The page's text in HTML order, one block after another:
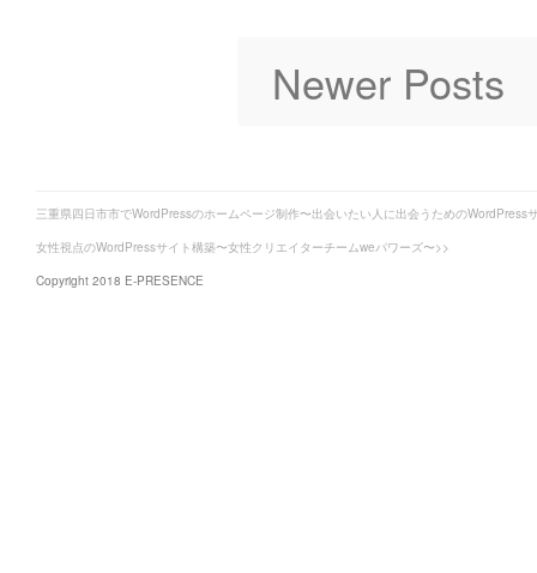
Newer Posts
三重県四日市市でWordPressのホームページ制作〜出会いたい人に出会うためのWordPress
女性視点のWordPressサイト構築〜女性クリエイターチームweパワーズ〜>>
Copyright 2018 E-PRESENCE